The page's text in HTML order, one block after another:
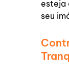
esteja
seu